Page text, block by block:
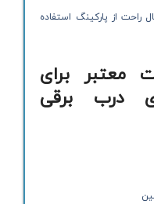
راحت از پارکینگ استفاده
معتبر برای
درب برقی